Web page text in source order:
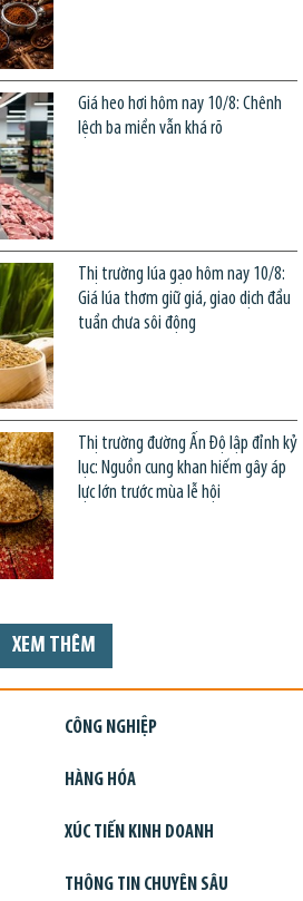
Giá heo hơi hôm nay 10/8: Chênh
lệch ba miền vẫn khá rõ
Thị trường lúa gạo hôm nay 10/8:
Giá lúa thơm giữ giá, giao dịch đầu
tuần chưa sôi động
Thị trường đường Ấn Độ lập đỉnh kỷ
lục: Nguồn cung khan hiếm gây áp
lực lớn trước mùa lễ hội
XEM THÊM
CÔNG NGHIỆP
HÀNG HÓA
XÚC TIẾN KINH DOANH
THÔNG TIN CHUYÊN SÂU